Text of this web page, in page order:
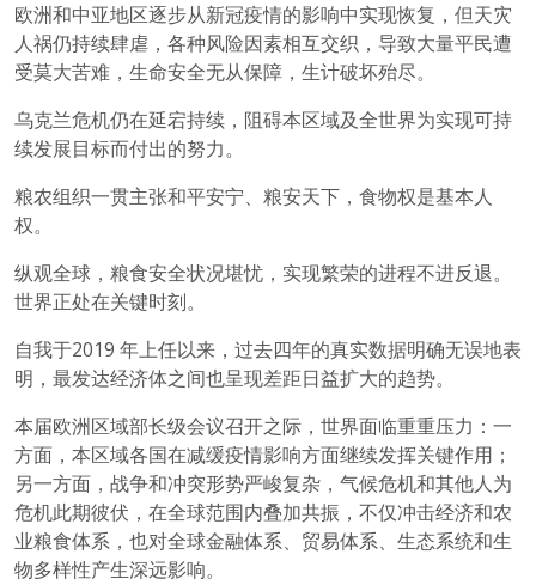
欧洲和中亚地区逐步从新冠疫情的影响中实现恢复，但天灾
人祸仍持续肆虐，各种风险因素相互交织，导致大量平民遭
受莫大苦难，生命安全无从保障，生计破坏殆尽。
乌克兰危机仍在延宕持续，阻碍本区域及全世界为实现可持
续发展目标而付出的努力。
粮农组织一贯主张和平安宁、粮安天下，食物权是基本人
权。
纵观全球，粮食安全状况堪忧，实现繁荣的进程不进反退。
世界正处在关键时刻。
自我于2019 年上任以来，过去四年的真实数据明确无误地表
明，最发达经济体之间也呈现差距日益扩大的趋势。
本届欧洲区域部长级会议召开之际，世界面临重重压力：一
方面，本区域各国在减缓疫情影响方面继续发挥关键作用；
另一方面，战争和冲突形势严峻复杂，气候危机和其他人为
危机此期彼伏，在全球范围内叠加共振，不仅冲击经济和农
业粮食体系，也对全球金融体系、贸易体系、生态系统和生
物多样性产生深远影响。